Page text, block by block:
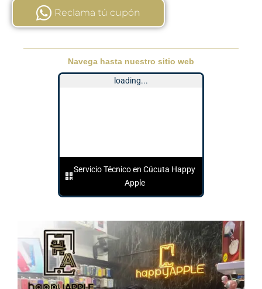
Reclama tú cupón
Navega hasta nuestro sitio web
loading...
Servicio Técnico en Cúcuta Happy
Apple